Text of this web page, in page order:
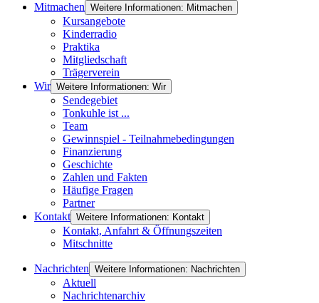
Mitmachen Weitere Informationen: Mitmachen
Kursangebote
Kinderradio
Praktika
Mitgliedschaft
Trägerverein
Wir Weitere Informationen: Wir
Sendegebiet
Tonkuhle ist ...
Team
Gewinnspiel - Teilnahmebedingungen
Finanzierung
Geschichte
Zahlen und Fakten
Häufige Fragen
Partner
Kontakt Weitere Informationen: Kontakt
Kontakt, Anfahrt & Öffnungszeiten
Mitschnitte
Nachrichten Weitere Informationen: Nachrichten
Aktuell
Nachrichtenarchiv